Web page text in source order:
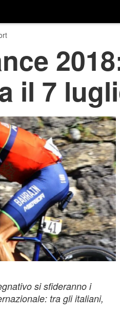
il 7
si sfideranno i
tra gli italiani,